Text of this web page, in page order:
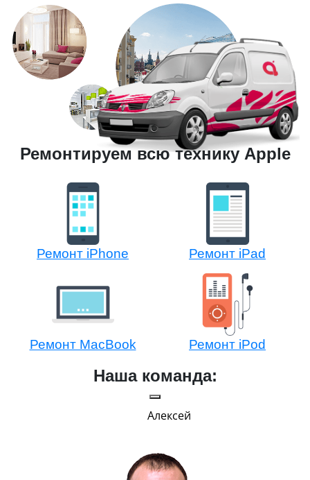
Ремонтируем всю технику Apple
Ремонт iPhone Ремонт iPad
Ремонт MacBook Ремонт iPod
Наша команда:
Алексей